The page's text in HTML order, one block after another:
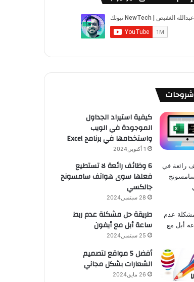
شروحات
كيفية استيراد الجداول
الموجودة في الويب
واستخدامها في برنامج Excel
1 أكتوبر,2024
6 وظائف رائعة لا تستطيع
فعلها سوى هواتف سامسونج
جالكسي
28 سبتمبر,2024
طريقة حل مشكلة عدم ربط
ساعة أبل مع أيفون
25 سبتمبر,2024
أفضل 5 مواقع لتصميم
الشعارات بشكل مجاني
26 مايو,2024